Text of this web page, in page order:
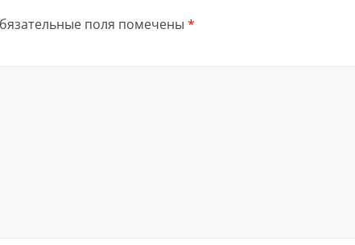
поля помечены *